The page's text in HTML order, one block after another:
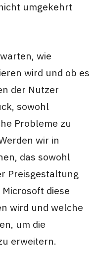
umgekehrt
wie
wird und ob es
der Nutzer
sowohl
Probleme zu
wir in
das sowohl
Preisgestaltung
diese
wird und welche
um die
erweitern.